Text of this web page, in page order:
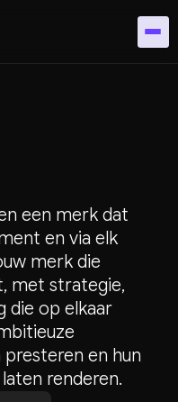
een merk dat
en via elk
merk die
met strategie,
die op elkaar
en hun
renderen.